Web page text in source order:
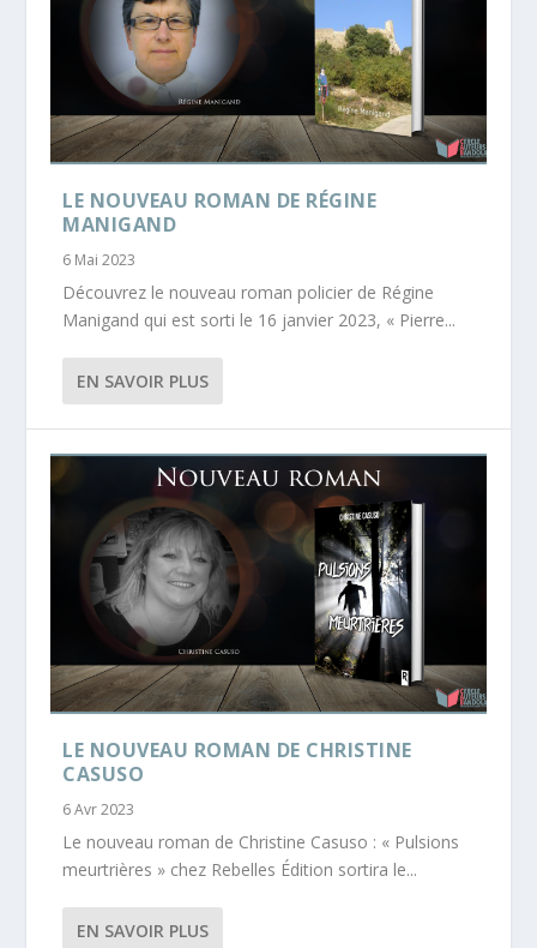
LE NOUVEAU ROMAN DE RÉGINE
MANIGAND
6 Mai 2023
Découvrez le nouveau roman policier de Régine
Manigand qui est sorti le 16 janvier 2023, « Pierre...
EN SAVOIR PLUS
LE NOUVEAU ROMAN DE CHRISTINE
CASUSO
6 Avr 2023
Le nouveau roman de Christine Casuso : « Pulsions
meurtrières » chez Rebelles Édition sortira le...
EN SAVOIR PLUS